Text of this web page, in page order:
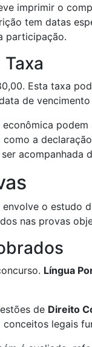
imprimir o
tem datas
participação.
Esta taxa
de
a
o
nas provas
Língua
de Direito
legais